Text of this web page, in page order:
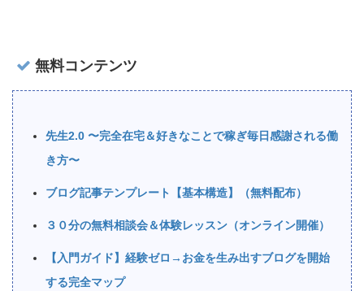
無料コンテンツ
先生2.0 〜完全在宅＆好きなことで稼ぎ毎日感謝される働
き方〜
ブログ記事テンプレート【基本構造】（無料配布）
３０分の無料相談会＆体験レッスン（オンライン開催）
【入門ガイド】経験ゼロ→お金を生み出すブログを開始
する完全マップ